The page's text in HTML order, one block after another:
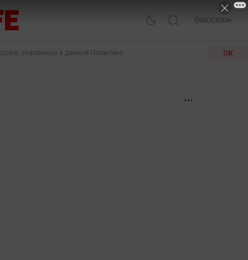
МОСКВА
указанных в данной Политике. ОК